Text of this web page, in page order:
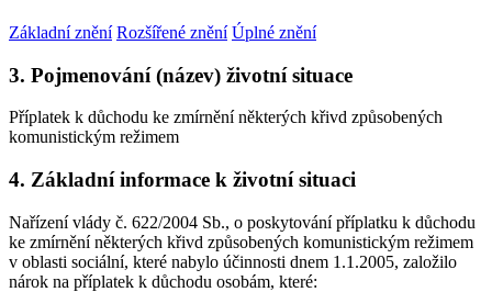
Základní znění Rozšířené znění Úplné znění
3. Pojmenování (název) životní situace
Příplatek k důchodu ke zmírnění některých křivd způsobených
komunistickým režimem
4. Základní informace k životní situaci
Nařízení vlády č. 622/2004 Sb., o poskytování příplatku k důchodu
ke zmírnění některých křivd způsobených komunistickým režimem
v oblasti sociální, které nabylo účinnosti dnem 1.1.2005, založilo
nárok na příplatek k důchodu osobám, které: